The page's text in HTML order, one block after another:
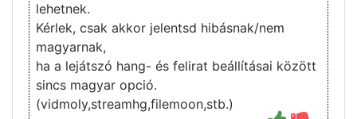
lehetnek.
Kérlek, csak akkor jelentsd hibásnak/nem
magyarnak,
ha a lejátszó hang- és felirat beállításai között
sincs magyar opció.
(vidmoly,streamhg,filemoon,stb.)